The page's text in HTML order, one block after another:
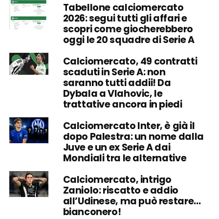
Tabellone calciomercato
2026: segui tutti gli affari e
scopri come giocherebbero
oggi le 20 squadre di Serie A
Calciomercato, 49 contratti
scaduti in Serie A: non
saranno tutti addii! Da
Dybala a Vlahovic, le
trattative ancora in piedi
Calciomercato Inter, è già il
dopo Palestra: un nome dalla
Juve e un ex Serie A dai
Mondiali tra le alternative
Calciomercato, intrigo
Zaniolo: riscatto e addio
all’Udinese, ma può restare…
bianconero!